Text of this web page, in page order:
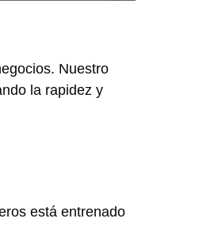
Nuestro
la rapidez y
está entrenado